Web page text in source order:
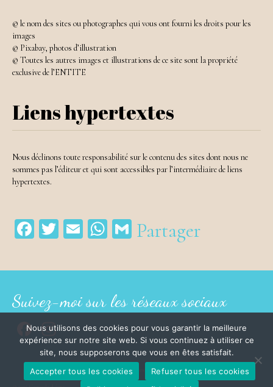
© le nom des sites ou photographes qui vous ont fourni les droits pour les
images
© Pixabay, photos d’illustration
© Toutes les autres images et illustrations de ce site sont la propriété
exclusive de l’ENTITE
Liens hypertextes
Nous déclinons toute responsabilité sur le contenu des sites dont nous ne
sommes pas l’éditeur et qui sont accessibles par l’intermédiaire de liens
hypertextes.
Facebook
Twitter
EmailWhatsApp
Gmail
Partager
Suivez-moi sur les réseaux sociaux
Facebook
Instagram
Politique de confidentialité Mentions légales Plan de mon site Contact CGV
Nous utilisons des cookies pour vous garantir la meilleure
expérience sur notre site web. Si vous continuez à utiliser ce
site, nous supposerons que vous en êtes satisfait.
Accepter tous les cookies
Refuser tous les cookies